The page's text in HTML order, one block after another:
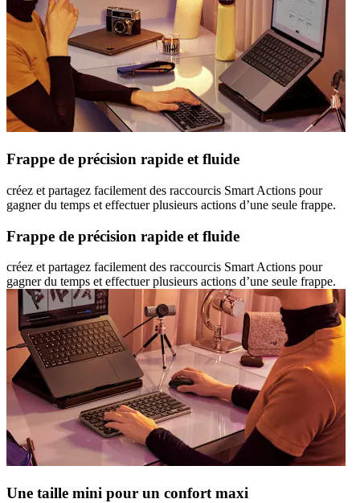
Frappe de précision rapide et fluide
créez et partagez facilement des raccourcis Smart Actions pour
gagner du temps et effectuer plusieurs actions d’une seule frappe.
Frappe de précision rapide et fluide
créez et partagez facilement des raccourcis Smart Actions pour
gagner du temps et effectuer plusieurs actions d’une seule frappe.
Une taille mini pour un confort maxi